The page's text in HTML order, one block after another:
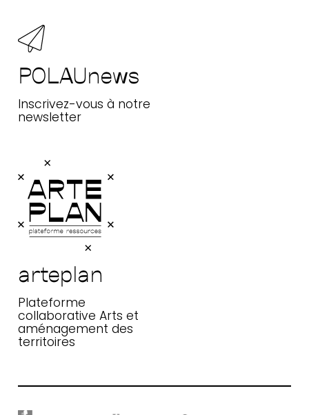
POLAUnews
Inscrivez-vous à notre
newsletter
arteplan
Plateforme
collaborative Arts et
aménagement des
territoires
arteplan
Plateforme collaborative Arts et
aménagement des territoires